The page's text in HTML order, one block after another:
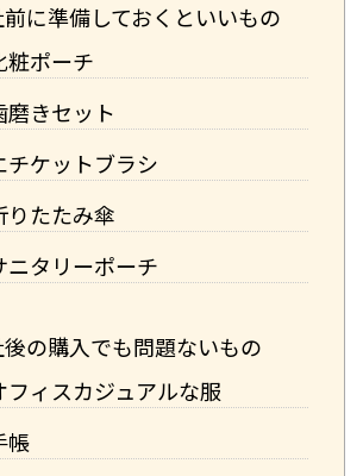
に準備しておくといいもの
粧ポーチ
磨きセット
チケットブラシ
りたたみ傘
ニタリーポーチ
の購入でも問題ないもの
フィスカジュアルな服
帳